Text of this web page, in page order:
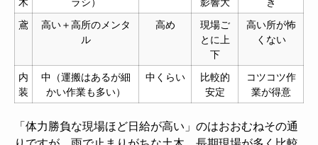
鳶
高い＋高所のメンタ
ル
高め
現場ご
とに上
下
高い所が怖
くない
内
装
中（運搬はあるが細
かい作業も多い）
中くらい
比較的
安定
コツコツ作
業が得意
「体力勝負な現場ほど日給が高い」のはおおむねその通